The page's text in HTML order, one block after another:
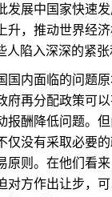
发展中国家快速
升，推动世界经
人陷入深深的紧张
内面临的问题原
府再分配政策可
报酬降低问题。
仅没有采取必要
原则。在他们看
对方作出让步，